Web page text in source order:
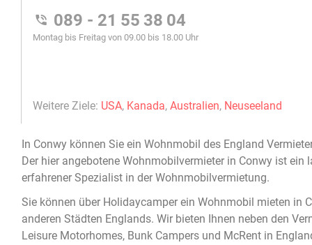
In Conwy können Sie ein Wohnmobil des England
Der hier angebotene Wohnmobilvermieter in Conwy ist ein
erfahrener Spezialist in der Wohnmobilvermietung.
Sie können über Holidaycamper ein Wohnmobil mieten in
anderen Städten Englands. Wir bieten Ihnen neben den
Leisure Motorhomes, Bunk Campers und McRent in